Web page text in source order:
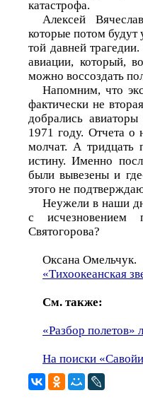
катастрофа.
Алексей
которые потом
той давней
авиации, который,
можно воссоздать
Напомним, что
фактически не
добрались
1971 году. Отчета о
молчат. А тридцать
истину. Именно
были вывезены и
этого не
Неужели в наши
с исчезновением
Святогорова?
Оксана Омельчук.
«Тихоокеанская
См. также:
«Разбор полетов»
На поиски